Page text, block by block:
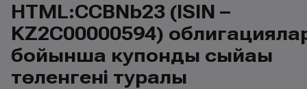
HTML:CCBNb23 (ISIN –
KZ2C00000594)
бойынша купондық сыйақы
төленгені туралы